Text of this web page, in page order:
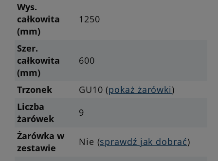
Wys.
całkowita
(mm)
1250
Szer.
całkowita
(mm)
600
Trzonek GU10 (pokaż żarówki)
Liczba
żarówek
9
Żarówka w
zestawie
Nie (sprawdź jak dobrać)